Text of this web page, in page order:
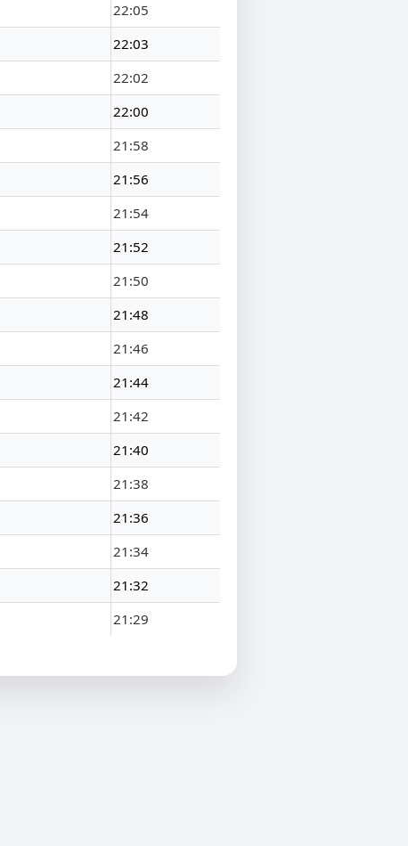
22:05
22:03
22:02
22:00
21:58
21:56
21:54
21:52
21:50
21:48
21:46
21:44
21:42
21:40
21:38
21:36
21:34
21:32
21:29